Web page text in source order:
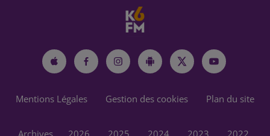
Mentions Légales Gestion des cookies Plan du site
Archives 2026 2025 2024 2023 2022